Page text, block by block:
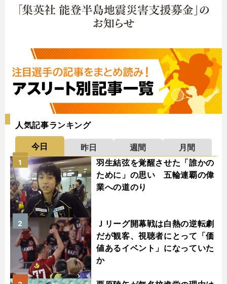
人気記事ランキング
今日 昨日 週間
月間
羽生結弦を覚醒させた「誰かの
ために」の思い 五輪連覇の偉
業への道のり
1
Ｊリーグ開幕戦は白熱の逆転劇
だが観客、視聴者にとって「価
値あるイベント」になっていた
か
2